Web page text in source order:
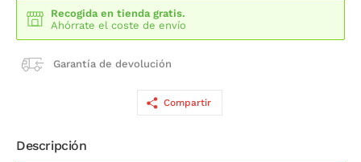
Recogida en tienda gratis.
Ahórrate el coste de envío
Garantía de devolución
Compartir
Descripción